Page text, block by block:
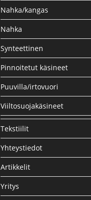
Nahka/kangas
Nahka
Synteettinen
Pinnoitetut käsineet
Puuvilla/irtovuori
Viiltosuojakäsineet
Tekstiilit
Yhteystiedot
Artikkelit
Yritys